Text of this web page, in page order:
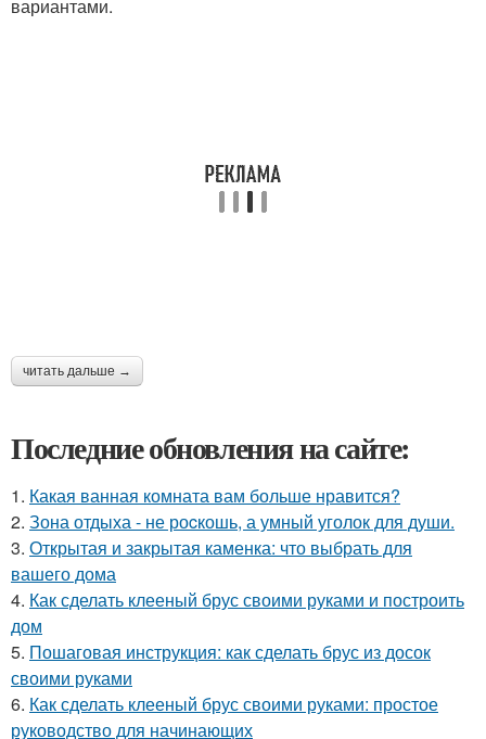
вариантами.
читать дальше →
Последние обновления на сайте:
1. Какая ванная комната вам больше нравится?
2. Зона отдыха - не роcкошь, а умный уголок для души.
3. Открытая и закрытая каменка: что выбрать для
вашего дома
4. Как сделать клееный брус своими руками и построить
дом
5. Пошаговая инструкция: как сделать брус из досок
своими руками
6. Как сделать клееный брус своими руками: простое
руководство для начинающих